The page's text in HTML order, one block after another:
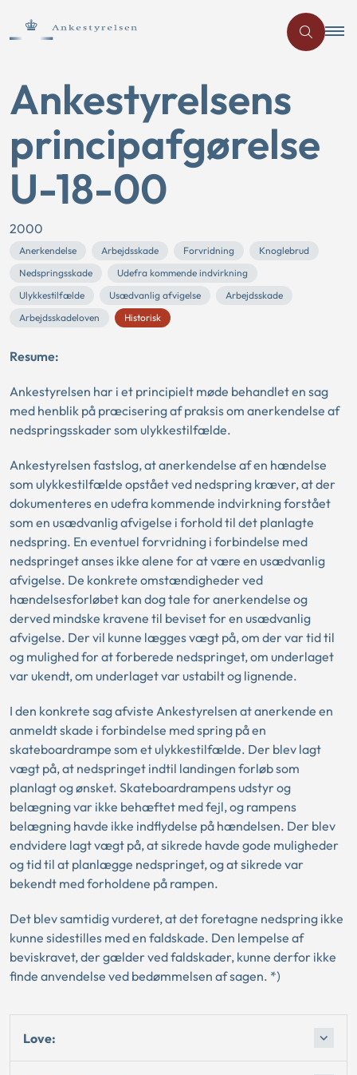
Ankestyrelsens
principafgørelse
U-18-00
2000
Anerkendelse Arbejdsskade Forvridning
Knoglebrud
Nedspringsskade
Udefra kommende indvirkning
Ulykkestilfælde
Usædvanlig afvigelse
Arbejdsskade
Arbejdsskadeloven
Historisk
Resume:
Ankestyrelsen har i et principielt møde behandlet en sag
med henblik på præcisering af praksis om anerkendelse af
nedspringsskader som ulykkestilfælde.
Ankestyrelsen fastslog, at anerkendelse af en hændelse
som ulykkestilfælde opstået ved nedspring kræver, at der
dokumenteres en udefra kommende indvirkning forstået
som en usædvanlig afvigelse i forhold til det planlagte
nedspring. En eventuel forvridning i forbindelse med
nedspringet anses ikke alene for at være en usædvanlig
afvigelse. De konkrete omstændigheder ved
hændelsesforløbet kan dog tale for anerkendelse og
derved mindske kravene til beviset for en usædvanlig
afvigelse. Der vil kunne lægges vægt på, om der var tid til
og mulighed for at forberede nedspringet, om underlaget
var ukendt, om underlaget var ustabilt og lignende.
I den konkrete sag afviste Ankestyrelsen at anerkende en
anmeldt skade i forbindelse med spring på en
skateboardrampe som et ulykkestilfælde. Der blev lagt
vægt på, at nedspringet indtil landingen forløb som
planlagt og ønsket. Skateboardrampens udstyr og
belægning var ikke behæftet med fejl, og rampens
belægning havde ikke indflydelse på hændelsen. Der blev
endvidere lagt vægt på, at sikrede havde gode muligheder
og tid til at planlægge nedspringet, og at sikrede var
bekendt med forholdene på rampen.
Det blev samtidig vurderet, at det foretagne nedspring ikke
kunne sidestilles med en faldskade. Den lempelse af
beviskravet, der gælder ved faldskader, kunne derfor ikke
finde anvendelse ved bedømmelsen af sagen. *)
Love: